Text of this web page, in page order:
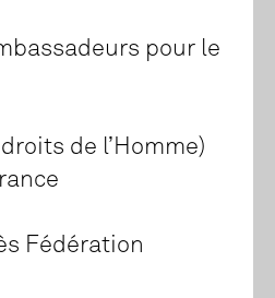
pour le
de l’Homme)
Fédération